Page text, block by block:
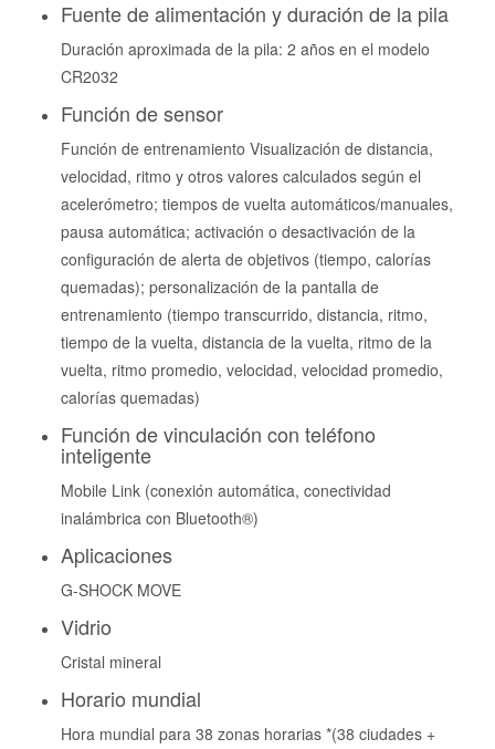
Fuente de alimentación y duración de la pila
Duración aproximada de la pila: 2 años en el modelo
CR2032
Función de sensor
Función de entrenamiento Visualización de distancia,
velocidad, ritmo y otros valores calculados según el
acelerómetro; tiempos de vuelta automáticos/manuales,
pausa automática; activación o desactivación de la
configuración de alerta de objetivos (tiempo, calorías
quemadas); personalización de la pantalla de
entrenamiento (tiempo transcurrido, distancia, ritmo,
tiempo de la vuelta, distancia de la vuelta, ritmo de la
vuelta, ritmo promedio, velocidad, velocidad promedio,
calorías quemadas)
Función de vinculación con teléfono
inteligente
Mobile Link (conexión automática, conectividad
inalámbrica con Bluetooth®)
Aplicaciones
G-SHOCK MOVE
Vidrio
Cristal mineral
Horario mundial
Hora mundial para 38 zonas horarias *(38 ciudades +